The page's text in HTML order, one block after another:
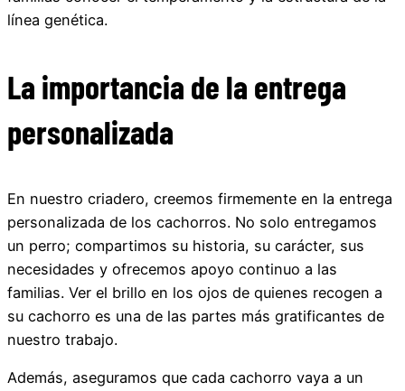
línea genética.
La importancia de la entrega
personalizada
En nuestro criadero, creemos firmemente en la entrega
personalizada de los cachorros. No solo entregamos
un perro; compartimos su historia, su carácter, sus
necesidades y ofrecemos apoyo continuo a las
familias. Ver el brillo en los ojos de quienes recogen a
su cachorro es una de las partes más gratificantes de
nuestro trabajo.
Además, aseguramos que cada cachorro vaya a un